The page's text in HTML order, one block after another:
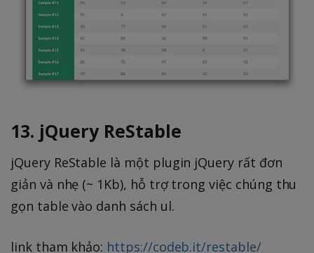
13. jQuery ReStable
jQuery ReStable là một plugin jQuery rất đơn
giản và nhẹ (~ 1Kb), hỗ trợ trong việc chúng thu
gọn table vào danh sách ul.
link tham khảo: https://codeb.it/restable/